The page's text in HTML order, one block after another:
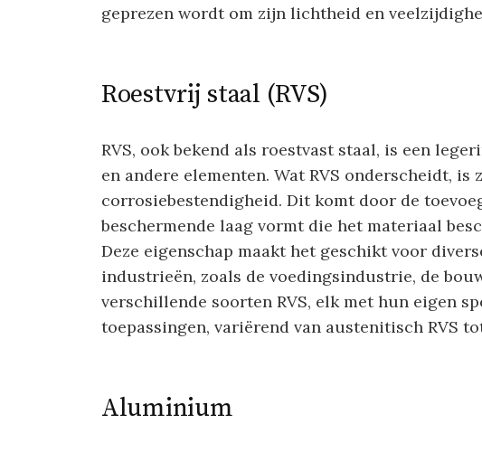
geprezen wordt om zijn lichtheid en
Roestvrij staal (RVS)
RVS, ook bekend als roestvast staal, is een
en andere elementen. Wat RVS onderscheidt, is
corrosiebestendigheid. Dit komt door de
beschermende laag vormt die het materiaal
Deze eigenschap maakt het geschikt voor
industrieën, zoals de voedingsindustrie, de
verschillende soorten RVS, elk met hun eigen
toepassingen, variërend van austenitisch RVS
Aluminium